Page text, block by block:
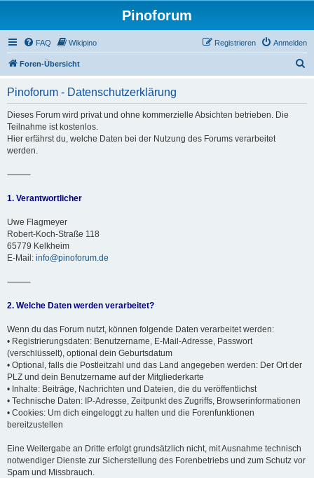
Pinoforum
FAQ Wikipino Anmelden
Registrieren
Foren-Übersicht
Pinoforum - Datenschutzerklärung
Dieses Forum wird privat und ohne kommerzielle Absichten betrieben. Die
Teilnahme ist kostenlos.
Hier erfährst du, welche Daten bei der Nutzung des Forums verarbeitet
werden.
⸻
1. Verantwortlicher
Uwe Flagmeyer
Robert-Koch-Straße 118
65779 Kelkheim
E-Mail: info@pinoforum.de
⸻
2. Welche Daten werden verarbeitet?
Wenn du das Forum nutzt, können folgende Daten verarbeitet werden:
• Registrierungsdaten: Benutzername, E-Mail-Adresse, Passwort
(verschlüsselt), optional dein Geburtsdatum
• Optional, falls die Postleitzahl und das Land angegeben werden: Der Ort der
PLZ und dein Benutzername auf der Mitgliederkarte
• Inhalte: Beiträge, Nachrichten und Dateien, die du veröffentlichst
• Technische Daten: IP-Adresse, Zeitpunkt des Zugriffs, Browserinformationen
• Cookies: Um dich eingeloggt zu halten und die Forenfunktionen
bereitzustellen
Eine Weitergabe an Dritte erfolgt grundsätzlich nicht, mit Ausnahme technisch
notwendiger Dienste zur Sicherstellung des Forenbetriebs und zum Schutz vor
Spam und Missbrauch.